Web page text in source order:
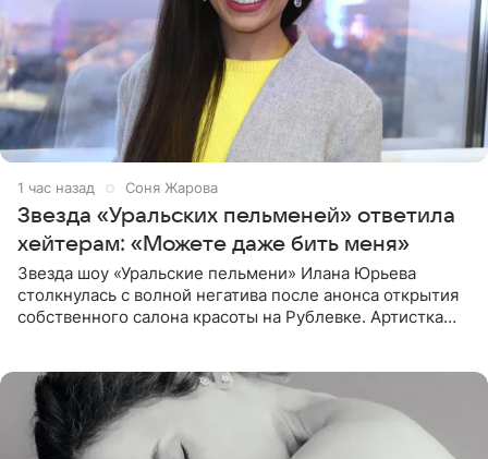
1 час назад Соня Жарова
Звезда «Уральских пельменей» ответила
хейтерам: «Можете даже бить меня»
Звезда шоу «Уральские пельмени» Илана Юрьева
столкнулась с волной негатива после анонса открытия
собственного салона красоты на Рублевке. Артистка